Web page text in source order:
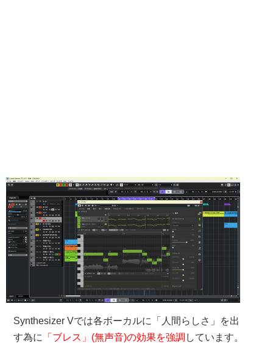
Synthesizer Vでは各ボーカルに「人間らしさ」を出
す為に
「ブレス」(無声音)の効果を強調 しています。